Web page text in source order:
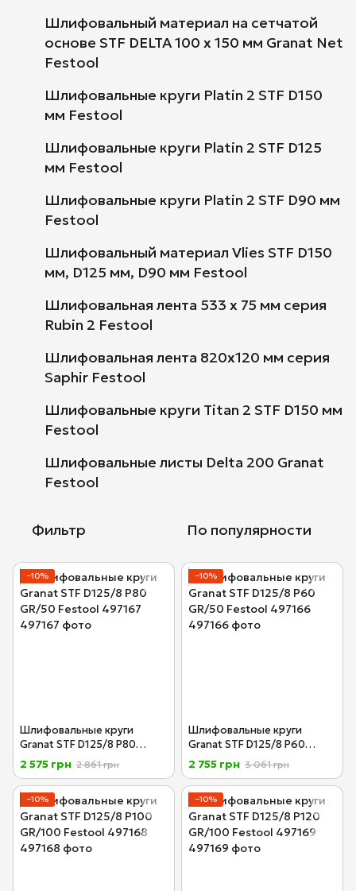
Шлифовальный материал на сетчатой
основе STF DELTA 100 x 150 мм Granat Net
Festool
Шлифовальные круги Platin 2 STF D150
мм Festool
Шлифовальные круги Platin 2 STF D125
мм Festool
Шлифовальные круги Platin 2 STF D90 мм
Festool
Шлифовальный материал Vlies STF D150
мм, D125 мм, D90 мм Festool
Шлифовальная лента 533 х 75 мм серия
Rubin 2 Festool
Шлифовальная лента 820x120 мм серия
Saphir Festool
Шлифовальные круги Titan 2 STF D150 мм
Festool
Шлифовальные листы Delta 200 Granat
Festool
Фильтр По популярности
−10%
Шлифовальные круги
Granat STF D125/8 P80
GR/50 Festool 497167
2 575 грн 2 861 грн
−10%
Шлифовальные круги
Granat STF D125/8 P60
GR/50 Festool 497166
2 755 грн 3 061 грн
−10% −10%